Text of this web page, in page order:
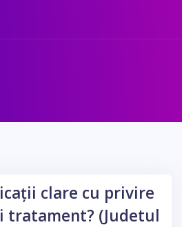
clare cu privire
tratament? (Judetul